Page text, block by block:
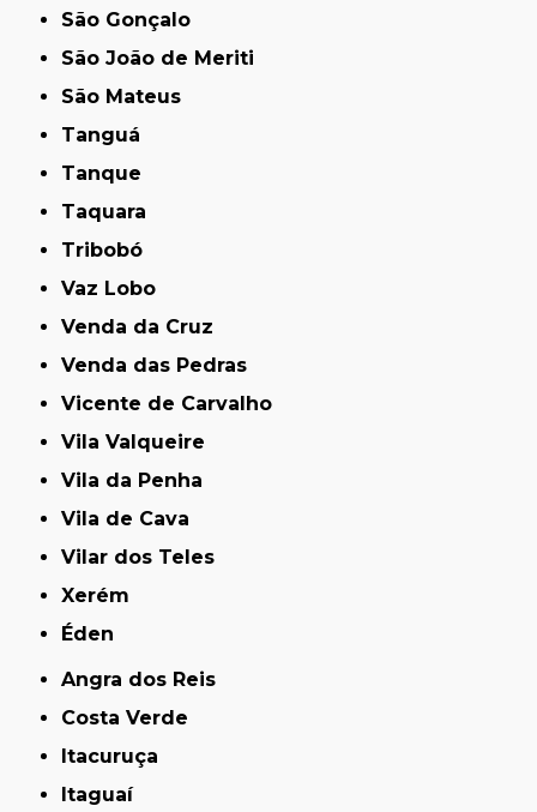
São Gonçalo
São João de Meriti
São Mateus
Tanguá
Tanque
Taquara
Tribobó
Vaz Lobo
Venda da Cruz
Venda das Pedras
Vicente de Carvalho
Vila Valqueire
Vila da Penha
Vila de Cava
Vilar dos Teles
Xerém
Éden
Angra dos Reis
Costa Verde
Itacuruça
Itaguaí